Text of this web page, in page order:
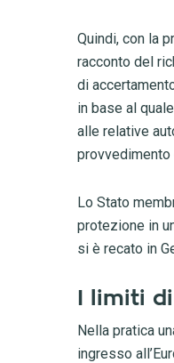
Quindi, con la
racconto del
di
in base al
alle relative
Lo Stato
protezione in
si è recato in
I limiti
Nella pratica
ingresso